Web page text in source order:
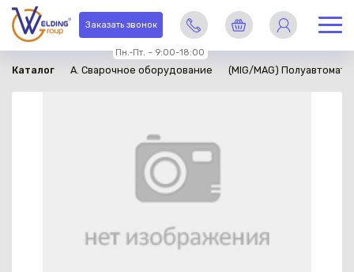
Заказать звонок
Пн.-Пт. – 9:00-18:00
Каталог A. Сварочное оборудование (MIG/MAG)
в наличии